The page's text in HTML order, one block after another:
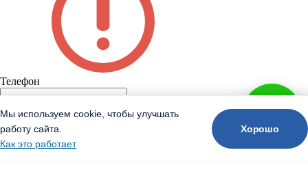
Телефон
Мы используем cookie, чтобы улучшать
работу сайта.
Как это работает
Хорошо